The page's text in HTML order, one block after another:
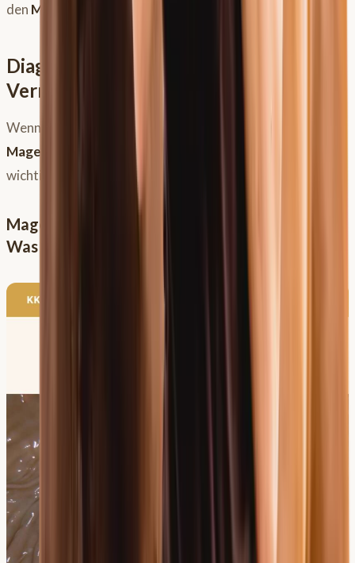
den Magen
Diagnose Magenproblem: Von der
Vermutung zur Gewissheit
Wenn du den Verdacht hast, dein Pferd könnte unter
Magenproblemen
leiden, ist eine genaue Diagnose
wichtig, um eine gezielte Therapie einleiten zu können.
Magenschleimhautreizung vs. Magengeschwür:
Was ist der Unterschied?